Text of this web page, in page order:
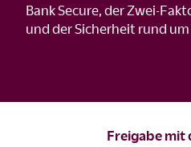
Bank Secure, der Zwei-
und der Sicherheit rund
Freigabe mit